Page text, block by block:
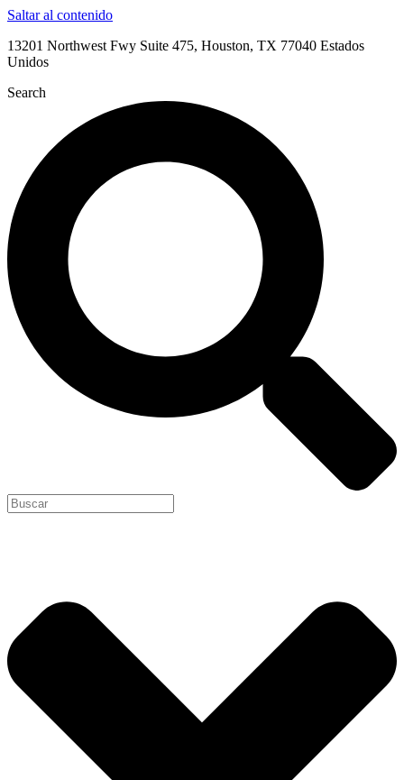
Saltar al contenido
13201 Northwest Fwy Suite 475, Houston, TX 77040 Estados
Unidos
Search